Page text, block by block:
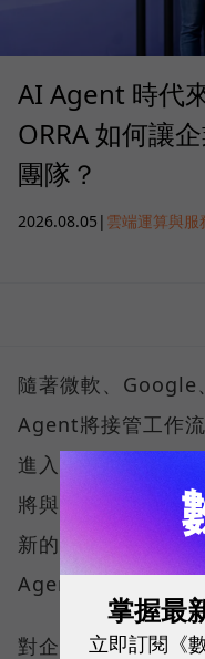
AI Agent 時代
ORRA 如何讓
團隊？
2026.08.05 | 雲端運算與服
隨著微軟、Google
Agent將接管工作
進入 AI 代理人時
將與大量 AI Agent
新的挑戰—如何規
Agent。
對企業來說，打造
掌握最
立即訂閱《